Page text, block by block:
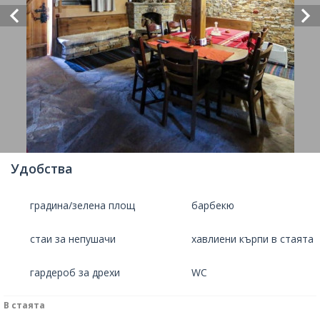
Удобства
градина/зелена площ барбекю
стаи за непушачи хавлиени кърпи в стаята
гардероб за дрехи WC
В стаята